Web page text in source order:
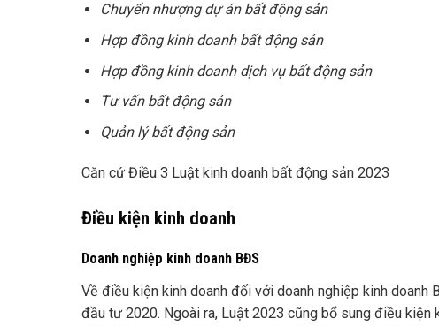
Chuyển nhượng dự án bất động sản
Hợp đồng kinh doanh bất động sản
Hợp đồng kinh doanh dịch vụ bất động sản
Tư vấn bất động sản
Quản lý bất động sản
Căn cứ Điều 3 Luật kinh doanh bất động sản 2023
Điều kiện kinh doanh
Doanh nghiệp kinh doanh BĐS
Về điều kiện kinh doanh đối với doanh nghiệp kinh
đầu tư 2020. Ngoài ra, Luật 2023 cũng bổ sung điều kiện